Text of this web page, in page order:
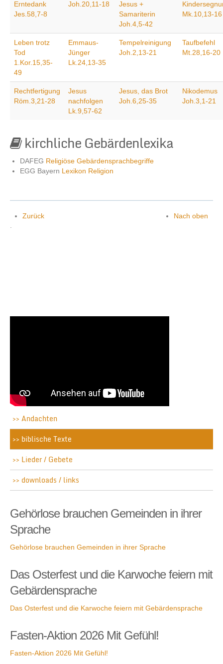
Kontakt
Erntedank
Jes.58,7-8
Joh.20,11-18
Jesus +
Samariterin
Joh.4,5-42
Mk.10,13-16
Leben trotz
Tod
1.Kor.15,35-
49
Emmaus-
Jünger
Lk.24,13-35
Tempelreinigung
Joh.2,13-21
Taufbefehl
Mt.28,16-20
Rechtfertigung
Röm.3,21-28
Jesus
nachfolgen
Lk.9,57-62
Jesus, das Brot
Joh.6,25-35
Nikodemus
Joh.3,1-21
kirchliche Gebärdenlexika
DAFEG Religiöse Gebärdensprachbegriffe
EGG Bayern Lexikon Religion
Zurück
Nach oben
Andachten
biblische Texte
Lieder / Gebete
downloads / links
Gehörlose brauchen Gemeinden in ihrer
Sprache
Gehörlose brauchen Gemeinden in ihrer Sprache
Das Osterfest und die Karwoche feiern mit
Gebärdensprache
Das Osterfest und die Karwoche feiern mit Gebärdensprache
Fasten-Aktion 2026 Mit Gefühl!
Fasten-Aktion 2026 Mit Gefühl!